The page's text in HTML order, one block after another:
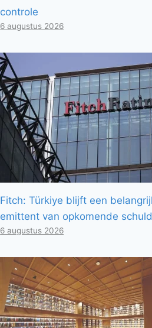
controle
6 augustus 2026
Fitch: Türkiye blijft een
emittent van opkomende
6 augustus 2026